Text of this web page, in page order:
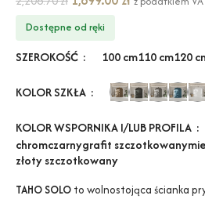
Dostępne od ręki
SZEROKOŚĆ 100 cm110 cm120
KOLOR SZKŁA
KOLOR WSPORNIKA I/LUB PROFILA
chromczarnygrafit szczotkowany
złoty szczotkowany
TAHO SOLO to wolnostojąca ścianka